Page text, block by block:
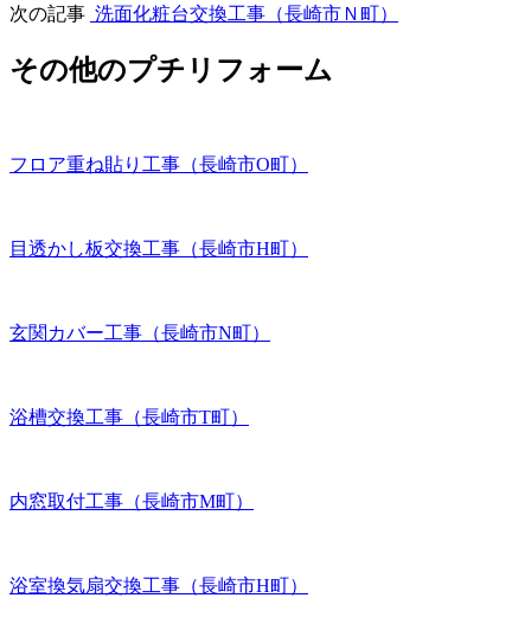
次の記事 洗面化粧台交換工事（長崎市Ｎ町）
その他のプチリフォーム
フロア重ね貼り工事（長崎市O町）
目透かし板交換工事（長崎市H町）
玄関カバー工事（長崎市N町）
浴槽交換工事（長崎市T町）
内窓取付工事（長崎市M町）
浴室換気扇交換工事（長崎市H町）